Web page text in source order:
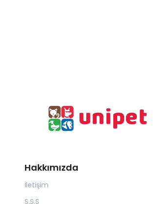
Hakkımızda
İletişim
S.S.S